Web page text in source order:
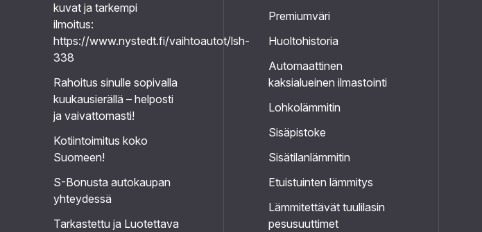
kuvat ja tarkempi
ilmoitus:
https://www.nystedt.fi/vaihtoautot/lsh-
338
Rahoitus sinulle sopivalla
kuukausierällä – helposti
ja vaivattomasti!
Kotiintoimitus koko
Suomeen!
S-Bonusta autokaupan
yhteydessä
Tarkastettu ja Luotettava
Premiumväri
Huoltohistoria
Automaattinen
kaksialueinen ilmastointi
Lohkolämmitin
Sisäpistoke
Sisätilanlämmitin
Etuistuinten lämmitys
Lämmitettävät tuulilasin
pesusuuttimet